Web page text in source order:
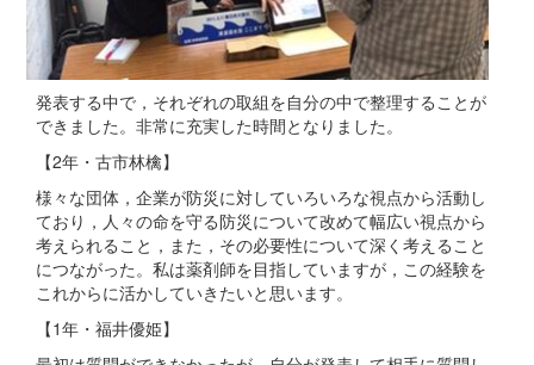
発表する中で，それぞれの取組を自分の中で整理することが
できました。非常に充実した時間となりました。
【2年・古市林檎】
様々な団体，企業が防災に対していろいろな視点から活動し
ており，人々の命を守る防災について改めて幅広い視点から
考えられること，また，その必要性について深く考えること
につながった。私は薬剤師を目指していますが，この経験を
これからに活かしていきたいと思います。
【1年・福井優姫】